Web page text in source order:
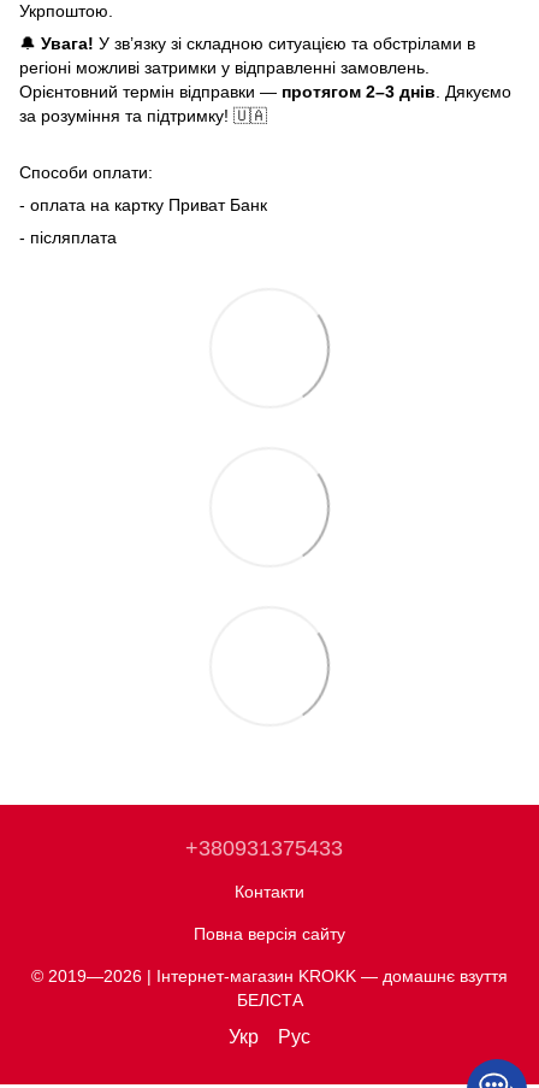
Укрпоштою.
🔔 Увага! У зв’язку зі складною ситуацією та обстрілами в
регіоні можливі затримки у відправленні замовлень.
Орієнтовний термін відправки — протягом 2–3 днів. Дякуємо
за розуміння та підтримку! 🇺🇦
Способи оплати:
- оплата на картку Приват Банк
- післяплата
+380931375433
Контакти
Повна версія сайту
© 2019—2026 | Інтернет-магазин KROKK — домашнє взуття
БЕЛСТА
Укр Рус